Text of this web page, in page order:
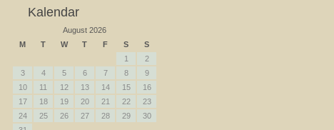
Kalendar
August 2026
M
T W T F S S
1
2
3
4 5 6 7 8
9
10
11 12 13 14 15
16
17
18 19 20 21 22
23
24
25 26 27 28 29
30